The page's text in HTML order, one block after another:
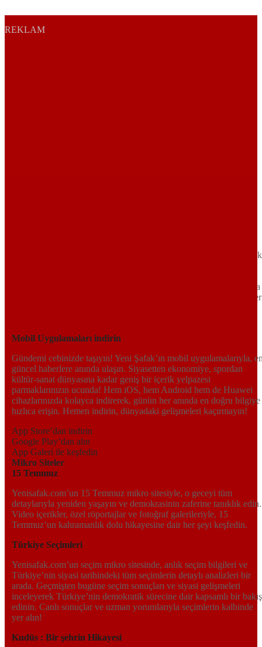
REKLAM
Tarafsız, dinamik ve derinlemesine habercilik anlayışıyla Yeni
bir yelpazede sunduğu haberlerle, hem Türkiye’de hem de dünyada
neler olup bittiğini anında öğrenin. Dijital platformlarıyla her an, her
Mobil Uygulamaları indirin
Gündemi cebinizde taşıyın! Yeni Şafak’ın mobil uygulamalarıyla,
güncel haberlere anında ulaşın. Siyasetten ekonomiye, spordan
kültür-sanat dünyasına kadar geniş bir içerik yelpazesi
parmaklarınızın ucunda! Hem iOS, hem Android hem de Huawei
cihazlarınızda kolayca indirerek, günün her anında en doğru bilgiye
hızlıca erişin. Hemen indirin, dünyadaki gelişmeleri kaçırmayın!
App Store’dan indirin
Google Play’dan alın
App Galeri ile keşfedin
Mikro Siteler
15 Temmuz
Yenisafak.com’un 15 Temmuz mikro sitesiyle, o geceyi tüm
detaylarıyla yeniden yaşayın ve demokrasinin zaferine tanıklık edin.
Video içerikler, özel röportajlar ve fotoğraf galerileriyle, 15
Temmuz’un kahramanlık dolu hikayesine dair her şeyi keşfedin.
Türkiye Seçimleri
Yenisafak.com’un seçim mikro sitesinde, anlık seçim bilgileri ve
Türkiye’nin siyasi tarihindeki tüm seçimlerin detaylı analizleri bir
arada. Geçmişten bugüne seçim sonuçları ve siyasi gelişmeleri
inceleyerek Türkiye’nin demokratik sürecine dair kapsamlı bir bakış
edinin. Canlı sonuçlar ve uzman yorumlarıyla seçimlerin kalbinde
yer alın!
Kudüs : Bir şehrin Hikayesi